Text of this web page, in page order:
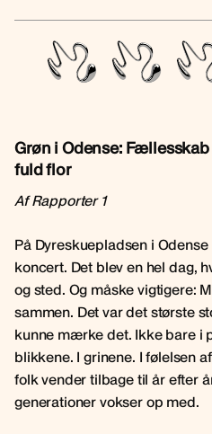
Grøn i Odense:
fuld flor
Af Rapporter 1
På Dyreskuepladsen i
koncert. Det blev en hel dag,
og sted. Og måske vigtigere:
sammen. Det var det største
kunne mærke det. Ikke bare i
blikkene. I grinene. I følelsen
folk vender tilbage til år efter
generationer vokser op med.